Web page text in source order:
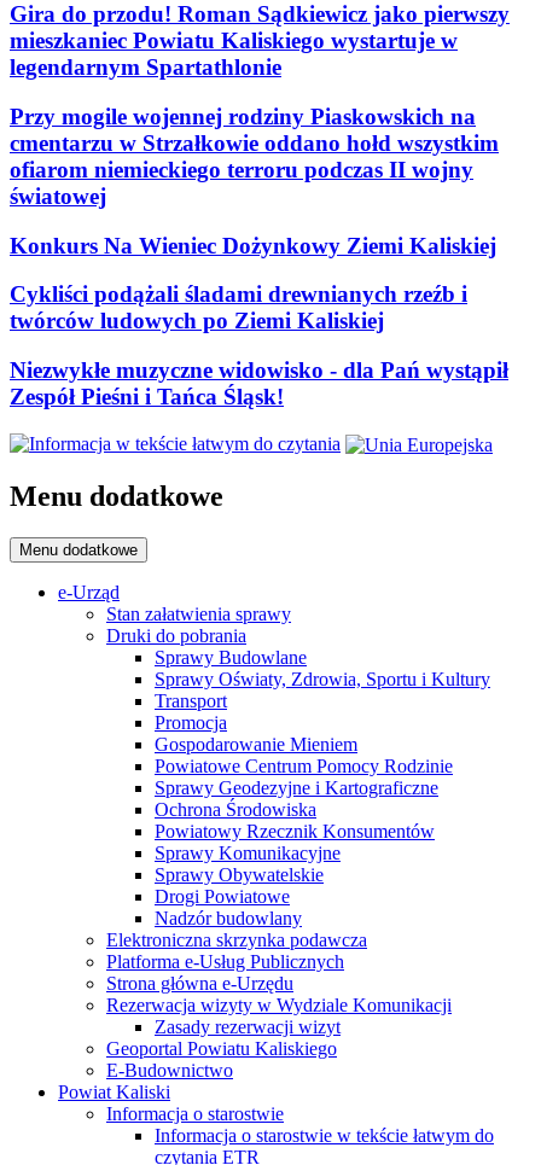
Gira do przodu! Roman Sądkiewicz jako pierwszy
mieszkaniec Powiatu Kaliskiego wystartuje w
legendarnym Spartathlonie
Przy mogile wojennej rodziny Piaskowskich na
cmentarzu w Strzałkowie oddano hołd wszystkim
ofiarom niemieckiego terroru podczas II wojny
światowej
Konkurs Na Wieniec Dożynkowy Ziemi Kaliskiej
Cykliści podążali śladami drewnianych rzeźb i
twórców ludowych po Ziemi Kaliskiej
Niezwykłe muzyczne widowisko - dla Pań wystąpił
Zespół Pieśni i Tańca Śląsk!
Menu dodatkowe
Menu dodatkowe
e-Urząd
Stan załatwienia sprawy
Druki do pobrania
Sprawy Budowlane
Sprawy Oświaty, Zdrowia, Sportu i Kultury
Transport
Promocja
Gospodarowanie Mieniem
Powiatowe Centrum Pomocy Rodzinie
Sprawy Geodezyjne i Kartograficzne
Ochrona Środowiska
Powiatowy Rzecznik Konsumentów
Sprawy Komunikacyjne
Sprawy Obywatelskie
Drogi Powiatowe
Nadzór budowlany
Elektroniczna skrzynka podawcza
Platforma e-Usług Publicznych
Strona główna e-Urzędu
Rezerwacja wizyty w Wydziale Komunikacji
Zasady rezerwacji wizyt
Geoportal Powiatu Kaliskiego
E-Budownictwo
Powiat Kaliski
Informacja o starostwie
Informacja o starostwie w tekście łatwym do
czytania ETR